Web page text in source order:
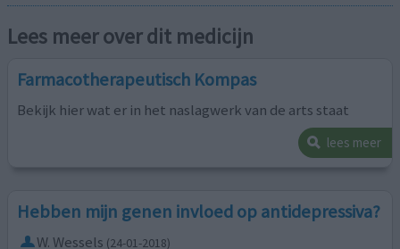
Lees meer over dit medicijn
Farmacotherapeutisch Kompas
Bekijk hier wat er in het naslagwerk van de arts staat
lees meer
Hebben mijn genen invloed op antidepressiva?
W. Wessels (24-01-2018)